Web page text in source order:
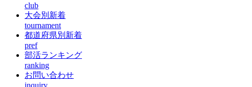
club
大会別新着
tournament
都道府県別新着
pref
部活ランキング
ranking
お問い合わせ
inquiry